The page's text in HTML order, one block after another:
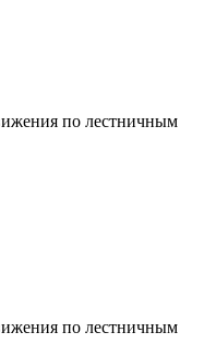
по лестничным
по лестничным